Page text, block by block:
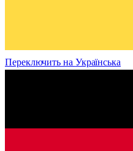
Переключить на Українська